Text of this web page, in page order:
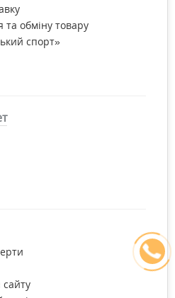
та обміну товару
спорт»